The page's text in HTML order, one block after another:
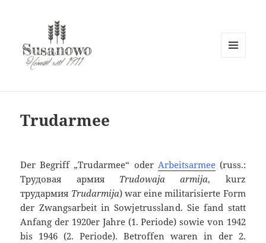
Trudarmee
Der Begriff „Trudarmee“ oder Arbeitsarmee(russ.:
Трудовая армия Trudowaja armija, kurz
трудармия Trudarmija) war eine militarisierte Form
der Zwangsarbeit in Sowjetrussland. Sie fand statt
Anfang der 1920er Jahre (1. Periode) sowie von 1942
bis 1946 (2. Periode). Betroffen waren in der 2.